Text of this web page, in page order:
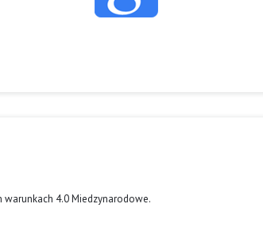
4.0 Miedzynarodowe.